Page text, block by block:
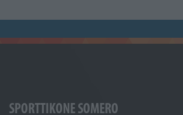
SPORTTIKONE SOMERO